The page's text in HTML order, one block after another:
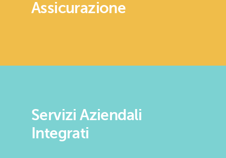
Assicurazione
Servizi Aziendali
Integrati